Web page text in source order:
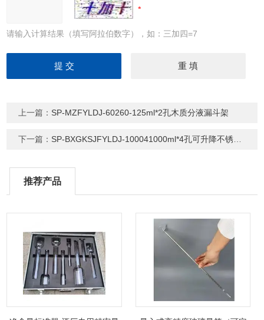
请输入计算结果（填写阿拉伯数字），如：三加四=7
上一篇： SP-MZFYLDJ-60260-125ml*2孔木质分液漏斗架
下一篇： SP-BXGKSJFYLDJ-100041000ml*4孔可升降不锈钢分液漏斗架
推荐产品